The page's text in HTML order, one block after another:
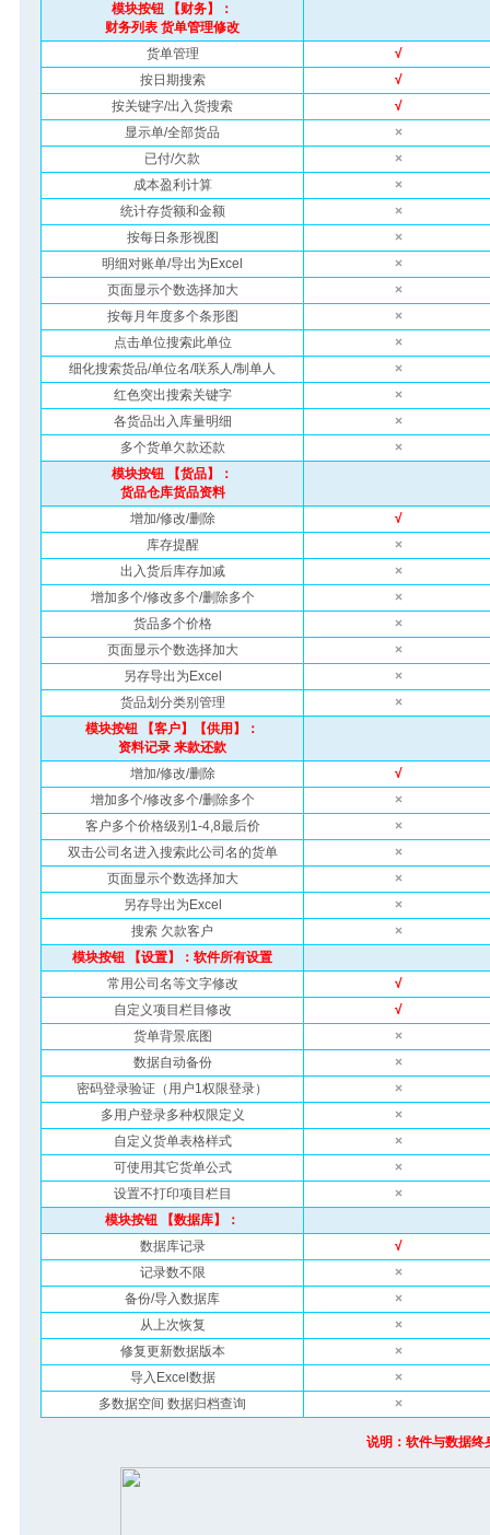
模块按钮 【财务】：
财务列表 货单管理修改
货单管理
√
按日期搜索
√
按关键字/出入货搜索
√
显示单/全部货品
×
已付/欠款
×
成本盈利计算
×
统计存货额和金额
×
按每日条形视图
×
明细对账单/导出为Excel
×
页面显示个数选择加大
×
按每月年度多个条形图
×
点击单位搜索此单位
×
细化搜索货品/单位名/联系人/制单人
×
红色突出搜索关键字
×
各货品出入库量明细
×
多个货单欠款还款
×
模块按钮 【货品】：
货品仓库货品资料
增加/修改/删除
√
库存提醒
×
出入货后库存加减
×
增加多个/修改多个/删除多个
×
货品多个价格
×
页面显示个数选择加大
×
另存导出为Excel
×
货品划分类别管理
×
模块按钮 【客户】【供用】：
资料记录 来款还款
增加/修改/删除
√
增加多个/修改多个/删除多个
×
客户多个价格级别1-4,8最后价
×
双击公司名进入搜索此公司名的货单
×
页面显示个数选择加大
×
另存导出为Excel
×
搜索 欠款客户
×
模块按钮 【设置】：软件所有设置
常用公司名等文字修改
√
自定义项目栏目修改
√
货单背景底图
×
数据自动备份
×
密码登录验证（用户1权限登录）
×
多用户登录多种权限定义
×
自定义货单表格样式
×
可使用其它货单公式
×
设置不打印项目栏目
×
模块按钮 【数据库】：
数据库记录
√
记录数不限
×
备份/导入数据库
×
从上次恢复
×
修复更新数据版本
×
导入Excel数据
×
多数据空间 数据归档查询
×
说明：软件与数据终